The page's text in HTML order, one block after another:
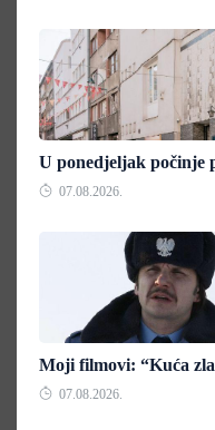
U ponedjeljak počinje
07.08.2026.
Moji filmovi: “Kuća
07.08.2026.